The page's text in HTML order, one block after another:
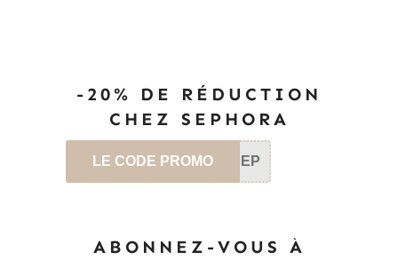
-20% DE RÉDUCTION
CHEZ SEPHORA
LE CODE PROMO SEP
ABONNEZ-VOUS À